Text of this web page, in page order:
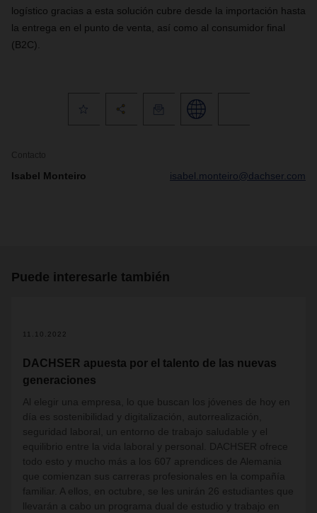
logístico gracias a esta solución cubre desde la importación hasta
la entrega en el punto de venta, así como al consumidor final
(B2C).
Contacto
Isabel Monteiro isabel.monteiro@dachser.com
Puede interesarle también
11.10.2022
DACHSER apuesta por el talento de las nuevas
generaciones
Al elegir una empresa, lo que buscan los jóvenes de hoy en
día es sostenibilidad y digitalización, autorrealización,
seguridad laboral, un entorno de trabajo saludable y el
equilibrio entre la vida laboral y personal. DACHSER ofrece
todo esto y mucho más a los 607 aprendices de Alemania
que comienzan sus carreras profesionales en la compañía
familiar. A ellos, en octubre, se les unirán 26 estudiantes que
llevarán a cabo un programa dual de estudio y trabajo en